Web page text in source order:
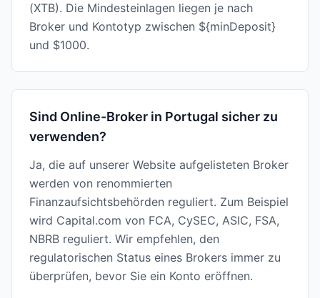
(XTB). Die Mindesteinlagen liegen je nach
Broker und Kontotyp zwischen ${minDeposit}
und $1000.
Sind Online-Broker in Portugal sicher zu
verwenden?
Ja, die auf unserer Website aufgelisteten Broker
werden von renommierten
Finanzaufsichtsbehörden reguliert. Zum Beispiel
wird Capital.com von FCA, CySEC, ASIC, FSA,
NBRB reguliert. Wir empfehlen, den
regulatorischen Status eines Brokers immer zu
überprüfen, bevor Sie ein Konto eröffnen.